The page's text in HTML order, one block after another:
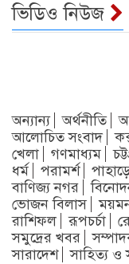
ভিডিও নিউজ
অন্যান্য অর্থনীতি
আলোচিত সংবাদ
খেলা
গণমাধ্যম
ধর্ম
পরামর্শ
বাণিজ্য নগর
ভোজন বিলাস
রাশিফল
রূপচর্চা
সমুদ্রের খবর
সারাদেশ
সাহিত্য ও